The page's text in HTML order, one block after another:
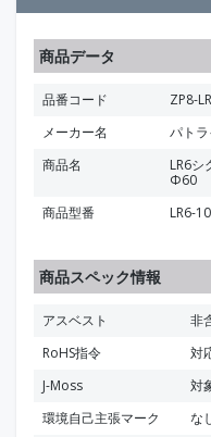
商品データ
品番コード
ZP8-
メーカー名
パトラ
商品名
LR6シ
Φ60
商品型番
LR6-
商品スペック情報
アスベスト
非
RoHS指令
対
J-Moss
対
環境自己主張マーク
な